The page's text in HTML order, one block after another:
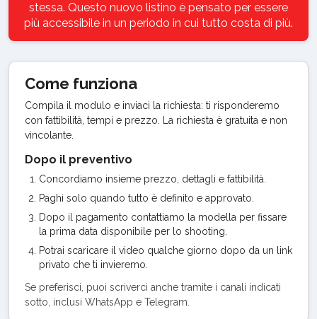
stessa. Questo nuovo listino è pensato per essere
più accessibile in un periodo in cui tutto costa di più.
Come funziona
Compila il modulo e inviaci la richiesta: ti risponderemo
con fattibilità, tempi e prezzo. La richiesta è gratuita e non
vincolante.
Dopo il preventivo
Concordiamo insieme prezzo, dettagli e fattibilità.
Paghi solo quando tutto è definito e approvato.
Dopo il pagamento contattiamo la modella per fissare
la prima data disponibile per lo shooting.
Potrai scaricare il video qualche giorno dopo da un link
privato che ti invieremo.
Se preferisci, puoi scriverci anche tramite i canali indicati
sotto, inclusi WhatsApp e Telegram.